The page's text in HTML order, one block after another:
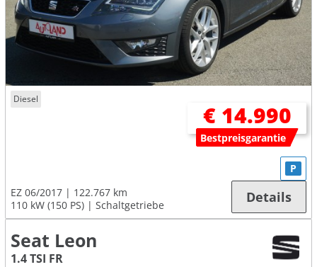
Diesel
€ 14.990
Bestpreisgarantie
EZ 06/2017
122.767 km
110 kW (150 PS)
Schaltgetriebe
P
Details
Seat Leon
1.4 TSI FR